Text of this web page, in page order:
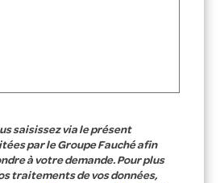
saisissez via le présent
par le Groupe Fauché afin
à votre demande. Pour plus
traitements de vos données,